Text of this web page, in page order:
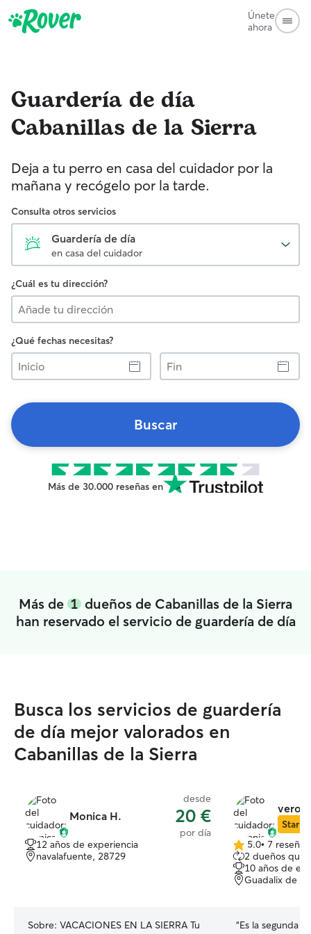
Únete
ahora
Guardería de día
Cabanillas de la Sierra
Deja a tu perro en casa del cuidador por la
mañana y recógelo por la tarde.
Consulta otros servicios
Guardería de día
en casa del cuidador
¿Cuál es tu dirección?
¿Qué fechas necesitas?
Inicio
Fin
Buscar
Más de 30.000 reseñas en
Más de 1 dueños de Cabanillas de la Sierra
han reservado el servicio de guardería de día
Busca los servicios de guardería
de día mejor valorados en
Cabanillas de la Sierra
Monica H.
desde
20 €
por día
12 años de experiencia
navalafuente, 28729
Sobre: VACACIONES EN LA SIERRA Tu
Star
5.0
de
5
estrellas
5.0• 7 reseñas
2 dueños que
10 años de
Guadalix de la
“Es la segunda